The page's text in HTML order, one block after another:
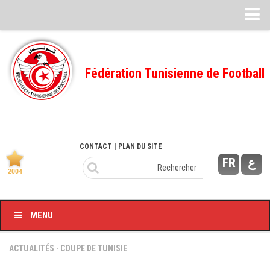
Feuille de match
FMI – 2022/2023
Ligue I – 2022/2023
Ligue I – 2020/2021
Ligue I – 2019/2020
Feuilles de match 2018/2019
Fédération Tunisienne de Football
FR ع
CONTACT | PLAN DU SITE
MENU
ACTUALITÉS · COUPE DE TUNISIE